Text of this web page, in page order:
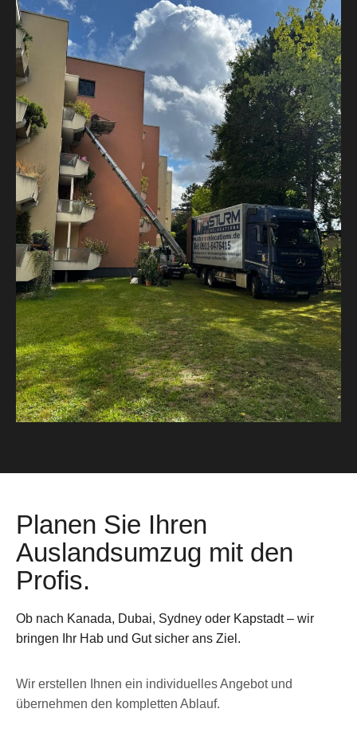
Planen Sie Ihren
Auslandsumzug mit den
Profis.
Ob nach Kanada, Dubai, Sydney oder Kapstadt – wir
bringen Ihr Hab und Gut sicher ans Ziel.
Wir erstellen Ihnen ein individuelles Angebot und
übernehmen den kompletten Ablauf.